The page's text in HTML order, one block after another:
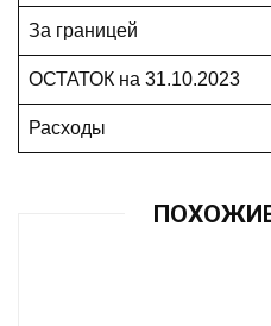
За границей
ОСТАТОК на 31.10.2023
Расходы